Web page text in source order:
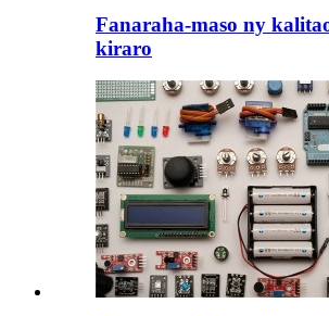
Fanaraha-maso ny
kiraro